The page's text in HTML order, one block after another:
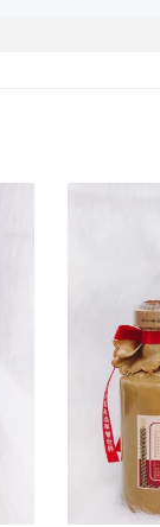
Có vẻ như
quá lớn
thưởng thức
Rượu
lòng hiếu
được trải
lịch sử sản
là một thương
Nội chiến